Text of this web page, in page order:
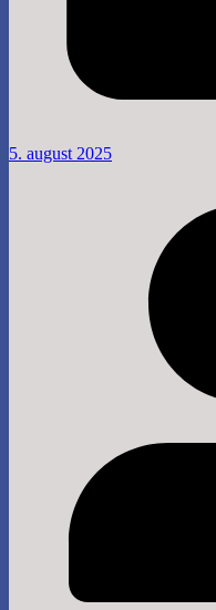
5. august 2025